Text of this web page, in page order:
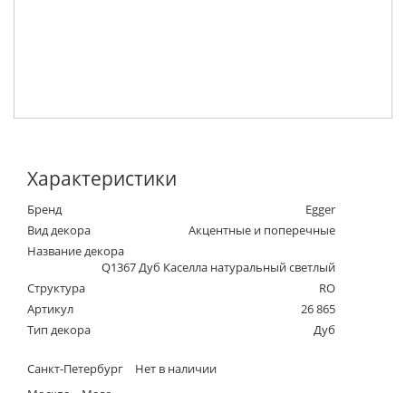
Характеристики
Бренд
Egger
Вид декора
Акцентные и поперечные
Название декора
Q1367 Дуб Каселла натуральный светлый
Структура
RO
Артикул
26 865
Тип декора
Дуб
Санкт-Петербург
Нет в наличии